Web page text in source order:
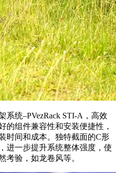
统–PVezRack STI-A，高效
的组件兼容性和安装便捷性，
时间和成本。独特截面的C形
进一步提升系统整体强度，使
考验，如龙卷风等。